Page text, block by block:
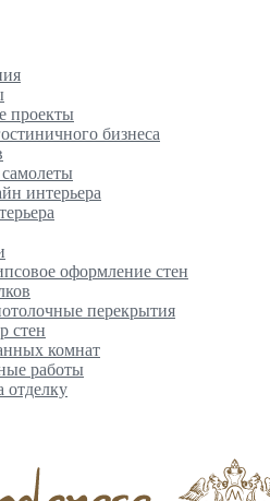
проекты
бизнеса
интерьера
оформление стен
перекрытия
стен
комнат
работы
отделку